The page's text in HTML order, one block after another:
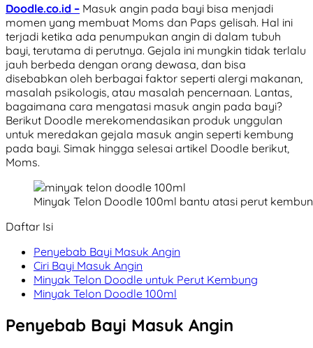
Doodle.co.id – Masuk angin pada bayi bisa menjadi
momen yang membuat Moms dan Paps gelisah. Hal ini
terjadi ketika ada penumpukan angin di dalam tubuh
bayi, terutama di perutnya. Gejala ini mungkin tidak terlalu
jauh berbeda dengan orang dewasa, dan bisa
disebabkan oleh berbagai faktor seperti alergi makanan,
masalah psikologis, atau masalah pencernaan. Lantas,
bagaimana cara mengatasi masuk angin pada bayi?
Berikut Doodle merekomendasikan produk unggulan
untuk meredakan gejala masuk angin seperti kembung
pada bayi. Simak hingga selesai artikel Doodle berikut,
Moms.
Minyak Telon Doodle 100ml bantu atasi perut
Daftar Isi
Penyebab Bayi Masuk Angin
Ciri Bayi Masuk Angin
Minyak Telon Doodle untuk Perut Kembung
Minyak Telon Doodle 100ml
Penyebab Bayi Masuk Angin